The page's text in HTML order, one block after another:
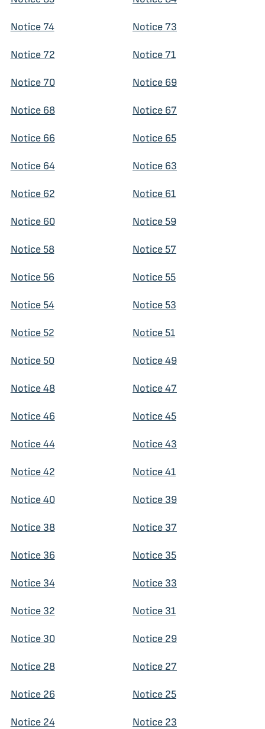
Notice 74 Notice 73
Notice 72 Notice 71
Notice 70 Notice 69
Notice 68 Notice 67
Notice 66 Notice 65
Notice 64 Notice 63
Notice 62 Notice 61
Notice 60 Notice 59
Notice 58 Notice 57
Notice 56 Notice 55
Notice 54 Notice 53
Notice 52 Notice 51
Notice 50 Notice 49
Notice 48 Notice 47
Notice 46 Notice 45
Notice 44 Notice 43
Notice 42 Notice 41
Notice 40 Notice 39
Notice 38 Notice 37
Notice 36 Notice 35
Notice 34 Notice 33
Notice 32 Notice 31
Notice 30 Notice 29
Notice 28 Notice 27
Notice 26 Notice 25
Notice 24 Notice 23